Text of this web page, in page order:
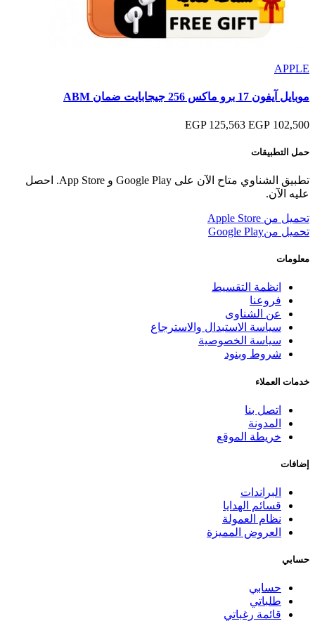
APPLE
موبايل آيفون 17 برو ماكس 256 جيجابايت ضمان ABM
102,500 EGP
125,563 EGP
حمل التطبيقات
تطبيق الشناوي متاح الآن على Google Play و App Store. احصل
عليه الآن.
تحميل من Apple Store
تحميل منGoogle Play
معلومات
انظمة التقسيط
فروعنا
عن الشناوى
سياسة الاستبدال والاسترجاع
سياسة الخصوصية
شروط وبنود
خدمات العملاء
اتصل بنا
المدونة
خريطة الموقع
إضافات
البراندات
قسائم الهدايا
نظام العمولة
العروض المميزة
حسابي
حسابي
طلباتي
قائمة رغباتي